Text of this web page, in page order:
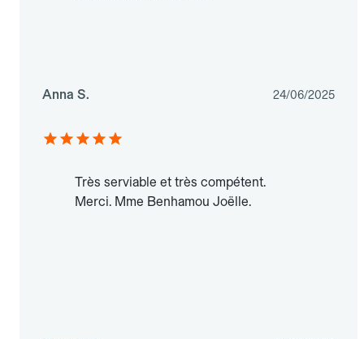
Anna S. 24/06/2025
Très serviable et très compétent.
Merci. Mme Benhamou Joëlle.